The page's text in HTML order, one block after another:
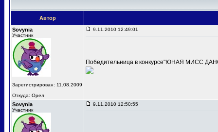
Автор
Sovynia
Участник
Зарегистрирован: 11.08.2009
Откуда: Орел
9.11.2010 12:49:01
Победительница в конкурсе"ЮНАЯ МИСС
Sovynia
Участник
9.11.2010 12:50:55